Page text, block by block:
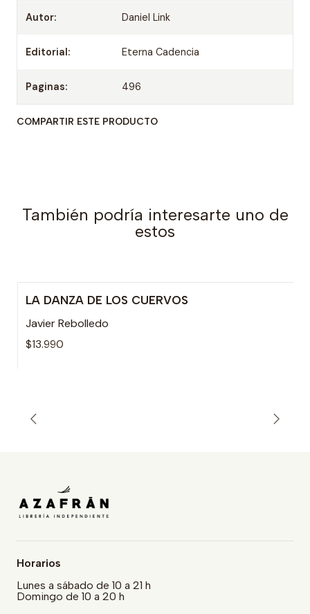
Autor: Daniel Link
Editorial: Eterna Cadencia
Paginas: 496
COMPARTIR ESTE PRODUCTO
También podría interesarte uno de
estos
LA DANZA DE LOS CUERVOS
Javier Rebolledo
$13.990
Horarios
Lunes a sábado de 10 a 21 h
Domingo de 10 a 20 h